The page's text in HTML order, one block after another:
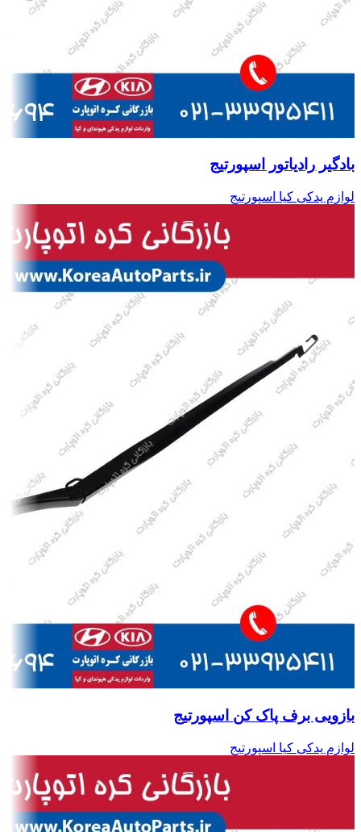
بادگیر رادیاتور اسپورتیج
لوازم یدکی کیا اسپورتیج
بازویی برف پاک کن اسپورتیج
لوازم یدکی کیا اسپورتیج